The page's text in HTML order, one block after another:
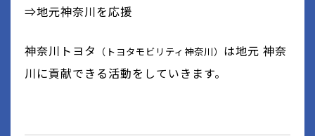
⇒地元神奈川を応援
神奈川トヨタ （トヨタモビリティ神奈川） は地元 神奈
川に貢献できる活動をしていきます。